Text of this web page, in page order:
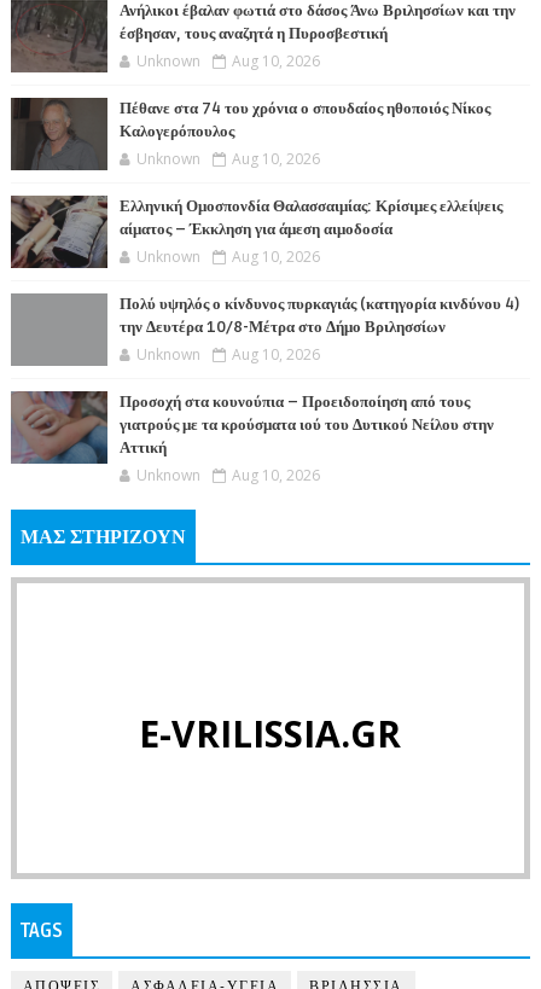
Ανήλικοι έβαλαν φωτιά στο δάσος Άνω Βριλησσίων και την
έσβησαν, τους αναζητά η Πυροσβεστική
Unknown Aug 10, 2026
Πέθανε στα 74 του χρόνια ο σπουδαίος ηθοποιός Νίκος
Καλογερόπουλος
Unknown Aug 10, 2026
Ελληνική Ομοσπονδία Θαλασσαιμίας: Κρίσιμες ελλείψεις
αίματος – Έκκληση για άμεση αιμοδοσία
Unknown Aug 10, 2026
Πολύ υψηλός ο κίνδυνος πυρκαγιάς (κατηγορία κινδύνου 4)
την Δευτέρα 10/8-Μέτρα στο Δήμο Βριλησσίων
Unknown Aug 10, 2026
Προσοχή στα κουνούπια – Προειδοποίηση από τους
γιατρούς με τα κρούσματα ιού του Δυτικού Νείλου στην
Αττική
Unknown Aug 10, 2026
ΜΑΣ ΣΤΗΡΙΖΟΥΝ
E-VRILISSIA.GR
TAGS